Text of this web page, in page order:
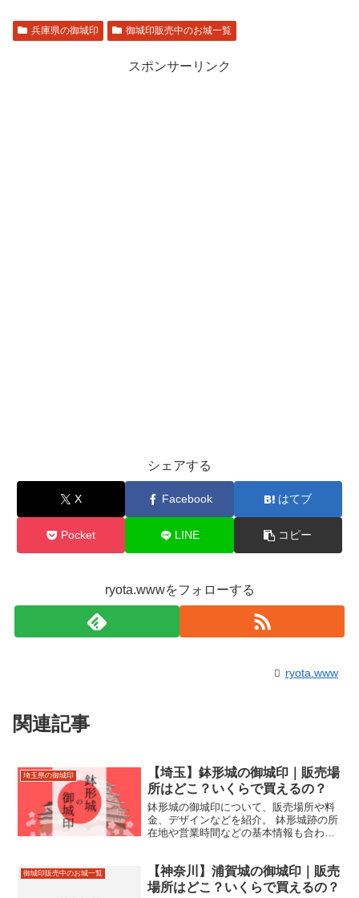
兵庫県の御城印 御城印販売中のお城一覧
スポンサーリンク
シェアする
X Facebook はてブ
Pocket LINE コピー
ryota.wwwをフォローする
ryota.www
関連記事
埼玉県の御城印
【埼玉】鉢形城の御城印｜販売場
所はどこ？いくらで買えるの？
鉢形城の御城印について、販売場所や料
金、デザインなどを紹介。 鉢形城跡の所
在地や営業時間などの基本情報も合わせ
御城印販売中のお城一覧
【神奈川】浦賀城の御城印｜販売
場所はどこ？いくらで買えるの？